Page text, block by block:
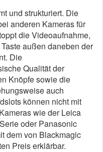
und strukturiert. Die
anderen Kameras für
die Videoaufnahme,
außen daneben der
Die
Qualität der
Knöpfe sowie die
auch
können nicht mit
wie der Leica
oder Panasonic
dem von Blackmagic
Preis erklärbar.